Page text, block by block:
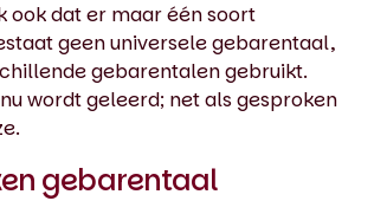
ook dat er maar één soort
geen universele gebarentaal,
gebarentalen gebruikt.
wordt geleerd; net als gesproken
gebarentaal